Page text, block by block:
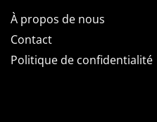
À propos de nous
Contact
Politique de confidentialité